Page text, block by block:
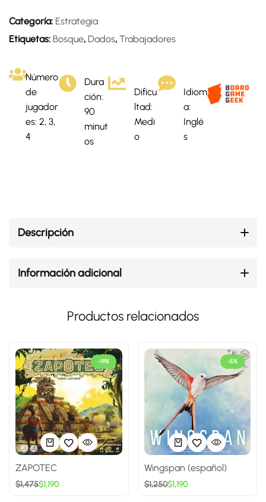
Categoría: Estrategia
Etiquetas: Bosque, Dados, Trabajadores
Número
de
jugador
es: 2, 3,
4
Dura
ción:
90
minut
os
Dificu
ltad:
Medi
o
Idiom
a:
Inglé
s
Descripción
Información adicional
Productos relacionados
-19%
ZAPOTEC
$1,475$1,190
-5%
Wingspan (español)
$1,250$1,190